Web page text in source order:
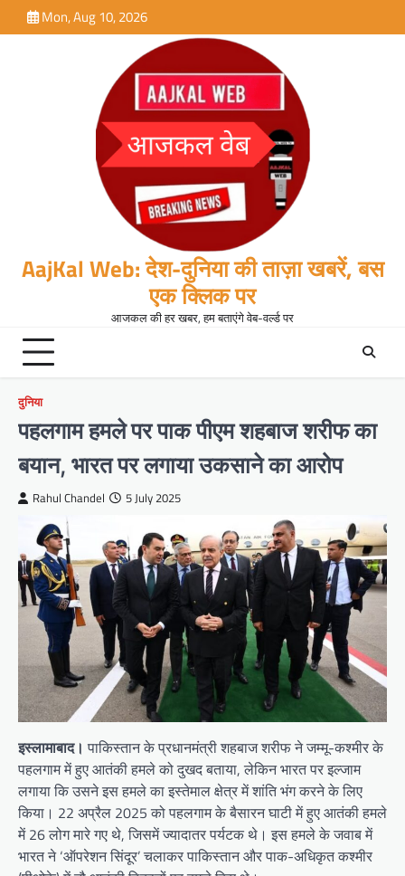
to
Mon, Aug 10, 2026
AajKal Web: देश-दुनिया की ताज़ा खबरें, बस
एक क्लिक पर
आजकल की हर खबर, हम बताएंगे वेब-वर्ल्ड पर
दुनिया
पहलगाम हमले पर पाक पीएम शहबाज शरीफ का
बयान, भारत पर लगाया उकसाने का आरोप
Rahul Chandel 5 July 2025
इस्लामाबाद। पाकिस्तान के प्रधानमंत्री शहबाज शरीफ ने जम्मू-कश्मीर के
पहलगाम में हुए आतंकी हमले को दुखद बताया, लेकिन भारत पर इल्जाम
लगाया कि उसने इस हमले का इस्तेमाल क्षेत्र में शांति भंग करने के लिए
किया। 22 अप्रैल 2025 को पहलगाम के बैसारन घाटी में हुए आतंकी हमले
में 26 लोग मारे गए थे, जिसमें ज्यादातर पर्यटक थे। इस हमले के जवाब में
भारत ने ‘ऑपरेशन सिंदूर’ चलाकर पाकिस्तान और पाक-अधिकृत कश्मीर